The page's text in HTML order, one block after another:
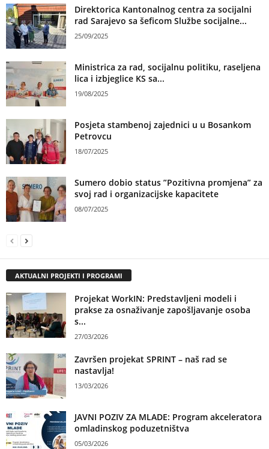
Direktorica Kantonalnog centra za socijalni
rad Sarajevo sa šeficom Službe socijalne...
25/09/2025
Ministrica za rad, socijalnu politiku, raseljena
lica i izbjeglice KS sa...
19/08/2025
Posjeta stambenoj zajednici u u Bosankom
Petrovcu
18/07/2025
Sumero dobio status ”Pozitivna promjena” za
svoj rad i organizacijske kapacitete
08/07/2025
AKTUALNI PROJEKTI I PROGRAMI
Projekat WorkIN: Predstavljeni modeli i
prakse za osnaživanje zapošljavanje osoba
s...
27/03/2026
Završen projekat SPRINT – naš rad se
nastavlja!
13/03/2026
JAVNI POZIV ZA MLADE: Program akceleratora
omladinskog poduzetništva
05/03/2026